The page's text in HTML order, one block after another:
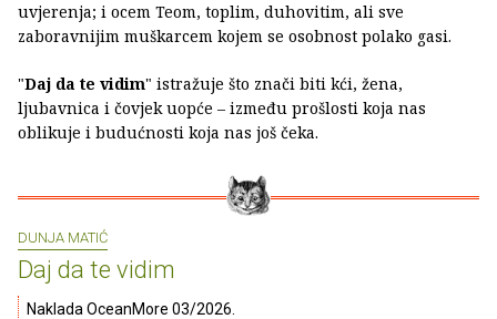
uvjerenja; i ocem Teom, toplim, duhovitim, ali sve
zaboravnijim muškarcem kojem se osobnost polako gasi.
"Daj da te vidim" istražuje što znači biti kći, žena,
ljubavnica i čovjek uopće – između prošlosti koja nas
oblikuje i budućnosti koja nas još čeka.
DUNJA MATIĆ
Daj da te vidim
Naklada OceanMore 03/2026.